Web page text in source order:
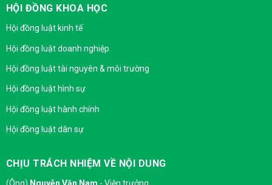
HỘI ĐỒNG KHOA HỌC
Hội đồng luật kinh tế
Hội đồng luật doanh nghiệp
Hội đồng luật tài nguyên & môi trường
Hội đồng luật hình sự
Hội đồng luật hành chính
Hội đồng luật dân sự
CHỊU TRÁCH NHIỆM VỀ NỘI DUNG
(Ông) Nguyễn Văn Nam - Viện trưởng